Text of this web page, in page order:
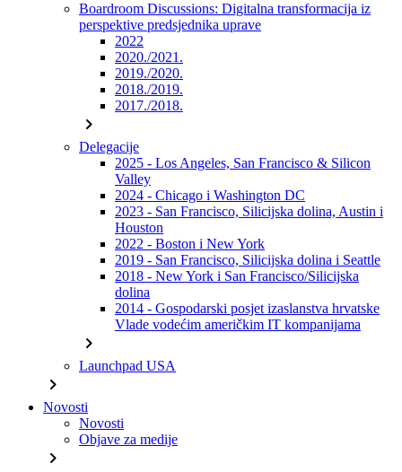
Boardroom Discussions: Digitalna transformacija iz
perspektive predsjednika uprave
2022
2020./2021.
2019./2020.
2018./2019.
2017./2018.
chevron_right
Delegacije
2025 - Los Angeles, San Francisco & Silicon
Valley
2024 - Chicago i Washington DC
2023 - San Francisco, Silicijska dolina, Austin i
Houston
2022 - Boston i New York
2019 - San Francisco, Silicijska dolina i Seattle
2018 - New York i San Francisco/Silicijska
dolina
2014 - Gospodarski posjet izaslanstva hrvatske
Vlade vodećim američkim IT kompanijama
chevron_right
Launchpad USA
chevron_right
Novosti
Novosti
Objave za medije
chevron_right